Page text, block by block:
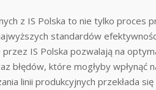
z IS Polska to nie tylko proces
standardów
IS Polska pozwalają na
błędów, które mogłyby wpłynąć
linii produkcyjnych przekłada